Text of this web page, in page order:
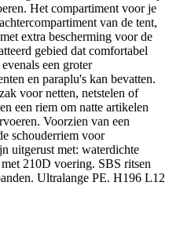
Het compartiment voor je
van de tent,
extra bescherming voor de
gebied dat comfortabel
een groter
en paraplu's kan bevatten.
voor netten, netstelen of
een riem om natte artikelen
Voorzien van een
schouderriem voor
uitgerust met: waterdichte
210D voering. SBS ritsen
Ultralange PE. H196 L12